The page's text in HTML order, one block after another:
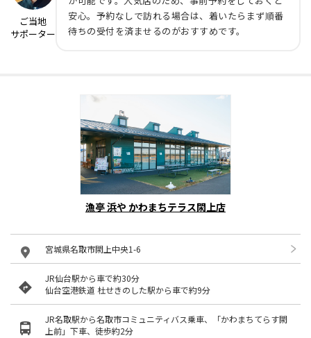
ご当地
サポーター
安心。予約なしで訪れる場合は、着いたらまず順番
待ちの受付を済ませるのがおすすめです。
漁亭 浜や かわまちテラス閖上店
宮城県名取市閖上中央1-6
JR仙台駅から車で約30分
仙台空港鉄道 杜せきのした駅から車で約9分
JR名取駅から名取市コミュニティバス乗車、「かわまちてらす閖
上前」下車、徒歩約2分